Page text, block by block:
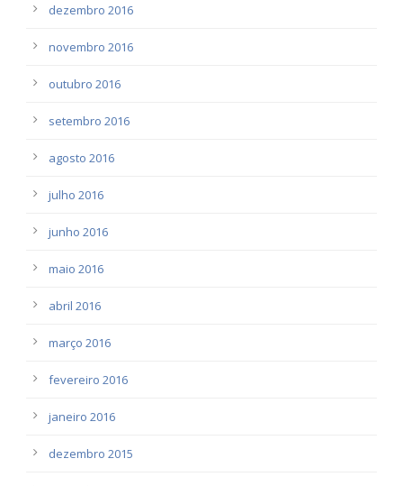
dezembro 2016
novembro 2016
outubro 2016
setembro 2016
agosto 2016
julho 2016
junho 2016
maio 2016
abril 2016
março 2016
fevereiro 2016
janeiro 2016
dezembro 2015